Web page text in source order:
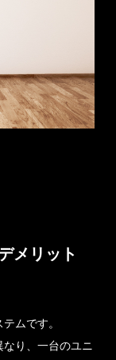
メリット
ムです。
り、一台のユニ